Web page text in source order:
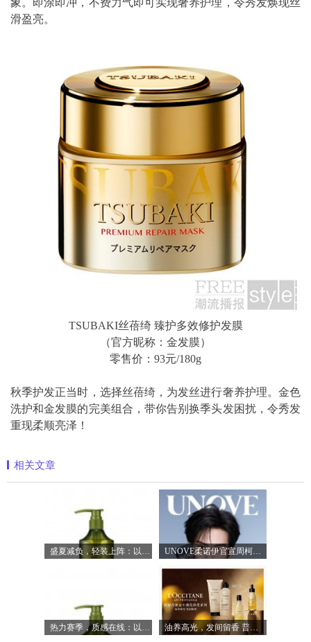
象。即涂即冲，不费力气即可实现奢养护理，令秀发焕现丝
滑盈亮。
TSUBAKI丝蓓绮 臻护多效修护发膜
（官方昵称：金发膜）
零售价：93元/180g
秋季护发正当时，选择丝蓓绮，为发丝进行奢养护理。金色
洗护和金发膜的完美组合，带你告别换季头发困扰，令秀发
重现柔顺亮泽！
相关文章
盛夏减负，轻装上阵：以臻品好物焕新生 UNOVE柔诺伊官宣周柯宇成为品牌护发代言
热力赛季，质感在线：以满分状态奔赴盛 油养高光，发间留香 普罗旺斯欧舒丹「黄